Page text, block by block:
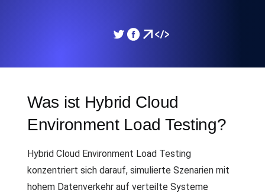
Was ist Hybrid Cloud
Environment Load Testing?
Hybrid Cloud Environment Load Testing
konzentriert sich darauf, simulierte Szenarien mit
hohem Datenverkehr auf verteilte Systeme